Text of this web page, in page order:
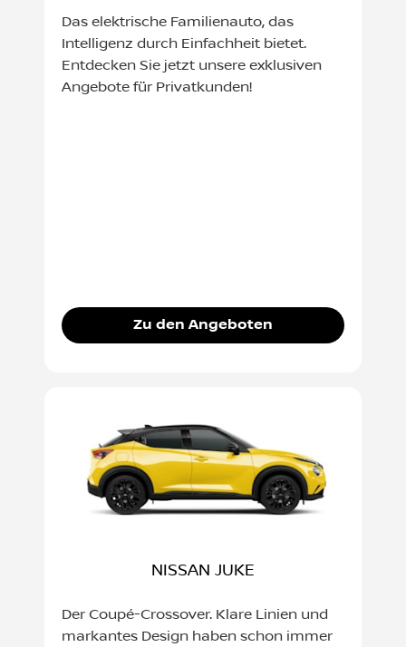
Das elektrische Familienauto, das
Intelligenz durch Einfachheit bietet.
Entdecken Sie jetzt unsere exklusiven
Angebote für Privatkunden!
Zu den Angeboten
NISSAN JUKE
Der Coupé-Crossover. Klare Linien und
markantes Design haben schon immer